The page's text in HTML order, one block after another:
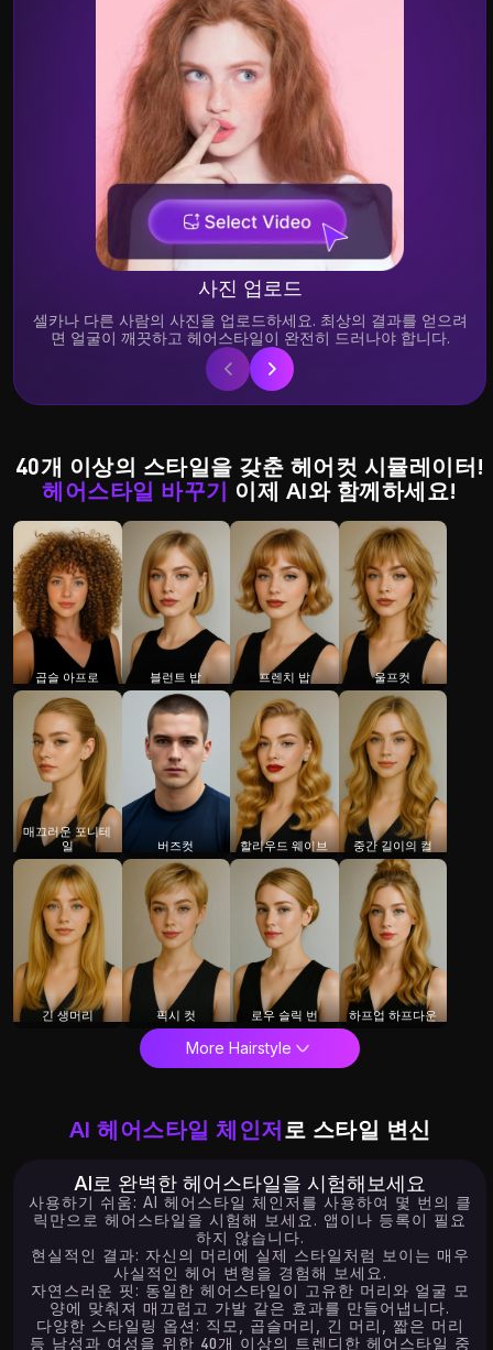
사진 업로드
셀카나 다른 사람의 사진을 업로드하세요. 최상의 결과를 얻으려
면 얼굴이 깨끗하고 헤어스타일이 완전히 드러나야 합니다.
40개 이상의 스타일을 갖춘 헤어컷 시뮬레이터!
헤어스타일 바꾸기 이제 AI와 함께하세요!
곱슬 아프로 블런트 밥 프렌치 밥 울프컷
매끄러운 포니테
일
버즈컷 할리우드 웨이브 중간 길이의 컬
긴 생머리 픽시 컷 로우 슬릭 번 하프업 하프다운
More Hairstyle
AI 헤어스타일 체인저로 스타일 변신
AI로 완벽한 헤어스타일을 시험해보세요
사용하기 쉬움: AI 헤어스타일 체인저를 사용하여 몇 번의 클
릭만으로 헤어스타일을 시험해 보세요. 앱이나 등록이 필요
하지 않습니다.
현실적인 결과: 자신의 머리에 실제 스타일처럼 보이는 매우
사실적인 헤어 변형을 경험해 보세요.
자연스러운 핏: 동일한 헤어스타일이 고유한 머리와 얼굴 모
양에 맞춰져 매끄럽고 가발 같은 효과를 만들어냅니다.
다양한 스타일링 옵션: 직모, 곱슬머리, 긴 머리, 짧은 머리
등 남성과 여성을 위한 40개 이상의 트렌디한 헤어스타일 중